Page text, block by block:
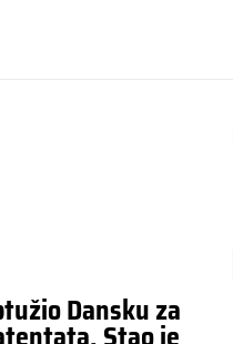
Dansku za